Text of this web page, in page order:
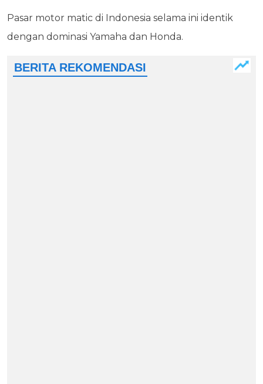
Pasar motor matic di Indonesia selama ini identik
dengan dominasi Yamaha dan Honda.